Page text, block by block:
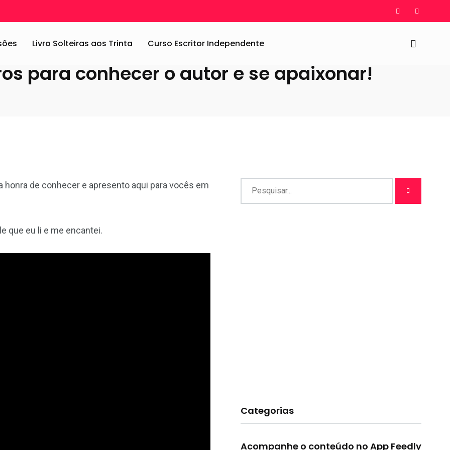
Livro Solteiras aos Trinta Curso Escritor Independente
para conhecer o autor e se apaixonar!
de conhecer e apresento aqui para vocês em
que eu li e me encantei.
Categorias
Acompanhe o conteúdo no App Feedly